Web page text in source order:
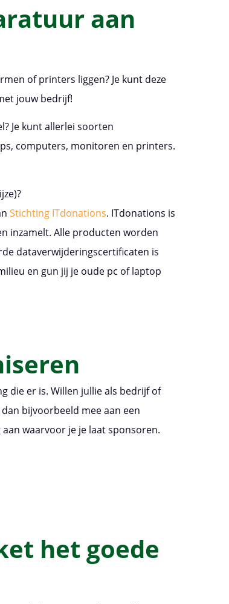
aan
of printers liggen? Je kunt deze
jouw bedrijf!
Je kunt allerlei soorten
computers, monitoren en printers.
Stichting ITdonations. ITdonations is
inzamelt. Alle producten worden
dataverwijderingscertificaten is
en gun jij je oude pc of laptop
die er is. Willen jullie als bedrijf of
bijvoorbeeld mee aan een
waarvoor je je laat sponsoren.
het goede